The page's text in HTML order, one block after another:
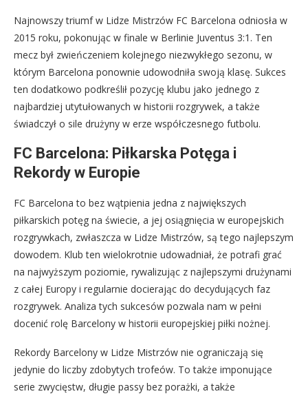
Najnowszy triumf w Lidze Mistrzów FC Barcelona odniosła w
2015 roku, pokonując w finale w Berlinie Juventus 3:1. Ten
mecz był zwieńczeniem kolejnego niezwykłego sezonu, w
którym Barcelona ponownie udowodniła swoją klasę. Sukces
ten dodatkowo podkreślił pozycję klubu jako jednego z
najbardziej utytułowanych w historii rozgrywek, a także
świadczył o sile drużyny w erze współczesnego futbolu.
FC Barcelona: Piłkarska Potęga i
Rekordy w Europie
FC Barcelona to bez wątpienia jedna z największych
piłkarskich potęg na świecie, a jej osiągnięcia w europejskich
rozgrywkach, zwłaszcza w Lidze Mistrzów, są tego najlepszym
dowodem. Klub ten wielokrotnie udowadniał, że potrafi grać
na najwyższym poziomie, rywalizując z najlepszymi drużynami
z całej Europy i regularnie docierając do decydujących faz
rozgrywek. Analiza tych sukcesów pozwala nam w pełni
docenić rolę Barcelony w historii europejskiej piłki nożnej.
Rekordy Barcelony w Lidze Mistrzów nie ograniczają się
jedynie do liczby zdobytych trofeów. To także imponujące
serie zwycięstw, długie passy bez porażki, a także